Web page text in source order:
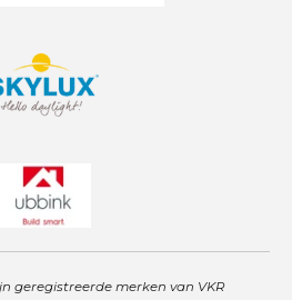
geregistreerde merken van VKR